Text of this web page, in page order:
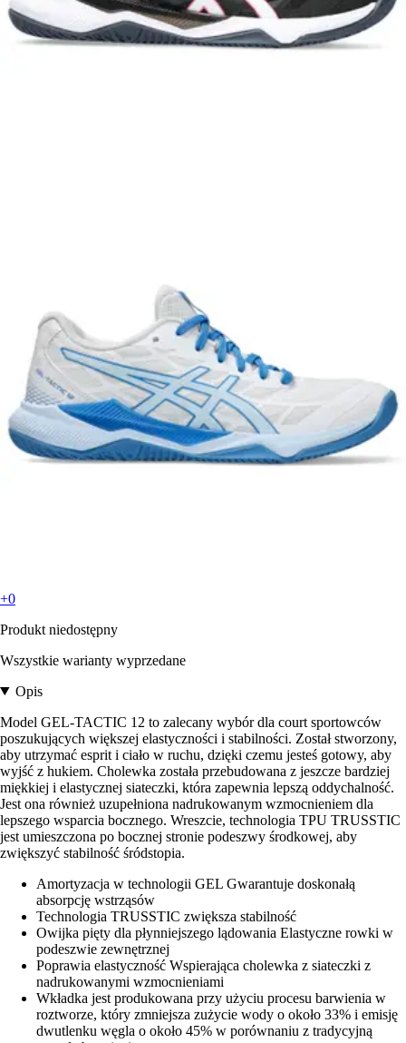
+0
Produkt niedostępny
Wszystkie warianty wyprzedane
Opis
Model GEL-TACTIC 12 to zalecany wybór dla court sportowców
poszukujących większej elastyczności i stabilności. Został stworzony,
aby utrzymać esprit i ciało w ruchu, dzięki czemu jesteś gotowy, aby
wyjść z hukiem. Cholewka została przebudowana z jeszcze bardziej
miękkiej i elastycznej siateczki, która zapewnia lepszą oddychalność.
Jest ona również uzupełniona nadrukowanym wzmocnieniem dla
lepszego wsparcia bocznego. Wreszcie, technologia TPU TRUSSTIC
jest umieszczona po bocznej stronie podeszwy środkowej, aby
zwiększyć stabilność śródstopia.
Amortyzacja w technologii GEL Gwarantuje doskonałą
absorpcję wstrząsów
Technologia TRUSSTIC zwiększa stabilność
Owijka pięty dla płynniejszego lądowania Elastyczne rowki w
podeszwie zewnętrznej
Poprawia elastyczność Wspierająca cholewka z siateczki z
nadrukowanymi wzmocnieniami
Wkładka jest produkowana przy użyciu procesu barwienia w
roztworze, który zmniejsza zużycie wody o około 33% i emisję
dwutlenku węgla o około 45% w porównaniu z tradycyjną